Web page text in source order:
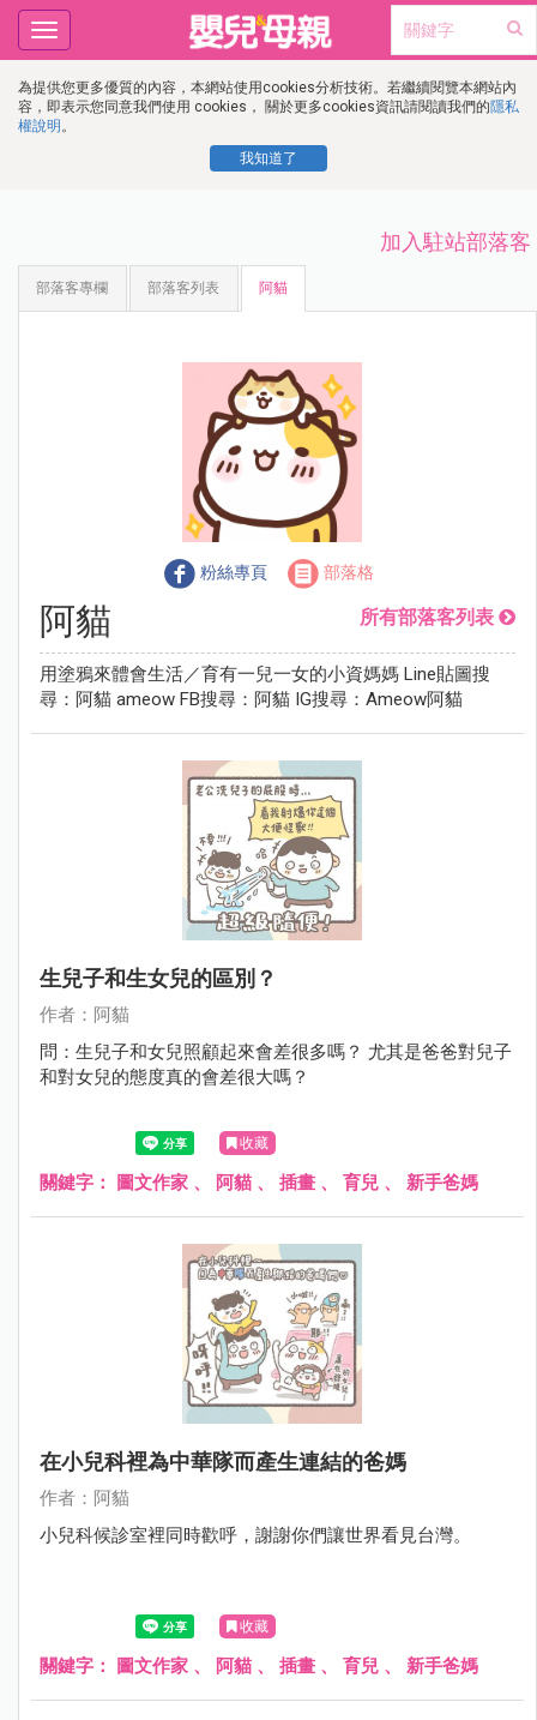
為提供您更多優質的內容，本網站使用cookies分析技術。若繼續閱覽本網站內
容，即表示您同意我們使用 cookies， 關於更多cookies資訊請閱讀我們的隱私
權說明 。
我知道了
Toggle
navigation
加入駐站部落客
部落客專欄 部落客列表 阿貓
粉絲專頁 部落格
阿貓 所有部落客列表
用塗鴉來體會生活／育有一兒一女的小資媽媽 Line貼圖搜
尋：阿貓 ameow FB搜尋：阿貓 IG搜尋：Ameow阿貓
生兒子和生女兒的區別？
作者：阿貓
問：生兒子和女兒照顧起來會差很多嗎？ 尤其是爸爸對兒子
和對女兒的態度真的會差很大嗎？
收藏
關鍵字： 圖文作家 、 阿貓 、 插畫 、 育兒 、 新手爸媽
在小兒科裡為中華隊而產生連結的爸媽
作者：阿貓
小兒科候診室裡同時歡呼，謝謝你們讓世界看見台灣。
收藏
關鍵字： 圖文作家 、 阿貓 、 插畫 、 育兒 、 新手爸媽